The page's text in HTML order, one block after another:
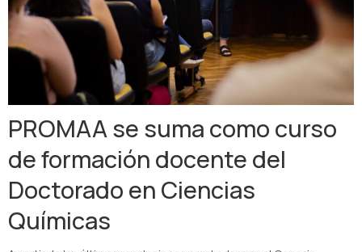
PROMAA se suma como curso
de formación docente del
Doctorado en Ciencias
Químicas